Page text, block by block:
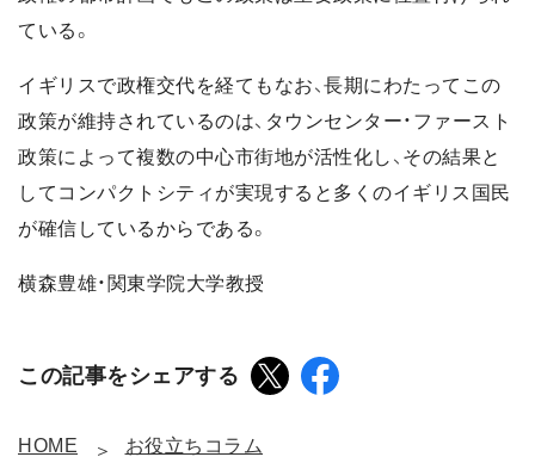
ている。
イギリスで政権交代を経てもなお、長期にわたってこの
政策が維持されているのは、タウンセンター・ファースト
政策によって複数の中心市街地が活性化し、その結果と
してコンパクトシティが実現すると多くのイギリス国民
が確信しているからである。
横森豊雄・関東学院大学教授
この記事をシェアする
HOME お役立ちコラム